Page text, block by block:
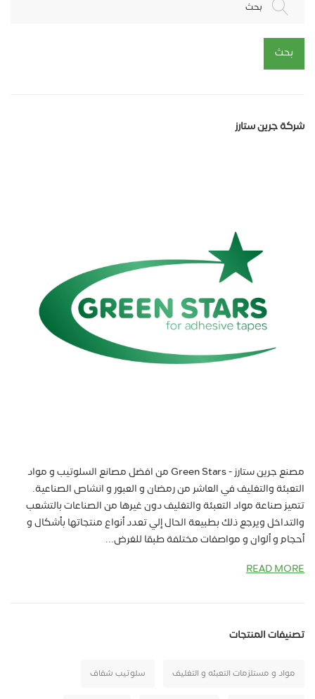
بحث
بحث
شركة جرين ستارز
مصنع جرين ستارز - Green Stars من افضل مصانع السلوتيب و مواد
التعبئة والتغليف في العاشر من رمضان و العبور و انشاص الصناعية.
تتميز صناعة مواد التعبئة والتغليف دون غيرها من الصناعات بالتشعب
والتداخل ويرجع ذلك بطبيعة الحال إلي تعدد أنواع منتجاتها بأشكال و
أحجام و ألوان و مواصفات مختلفة طبقا للغرض...
READ MORE
تصنيفات المنتجات
مواد و مستلزمات التعبئه و التغليف سلوتيب شفاف